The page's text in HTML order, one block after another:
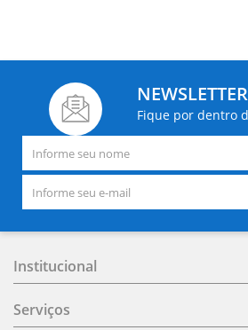
NEWSLETTER
Fique por dentro
Institucional
Serviços